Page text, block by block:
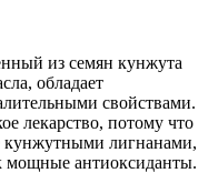
из семян кунжута
обладает
свойствами.
лекарство, потому что
кунжутными лигнанами,
мощные антиоксиданты.